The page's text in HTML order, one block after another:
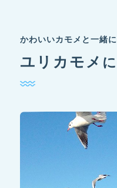
かわいいカモメと一緒に
ユリカモメ に